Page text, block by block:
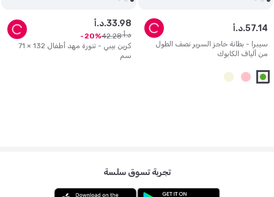
سيبرا - بطانة حاجز السرير نصف الطول
من ألياف الكابوك
د.أ.57.14
كرين بيبي - تنورة مهد أطفال 132 × 71
سم
د.أ.33.98
د.أ. 42.28
20
تجربة تسوق سلسة